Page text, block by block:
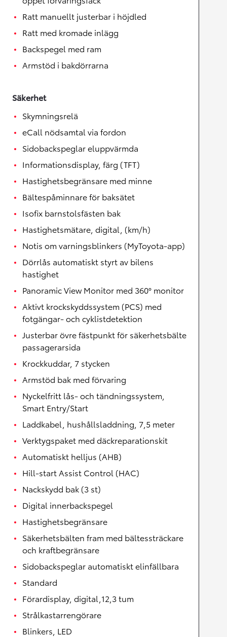
Ratt manuellt justerbar i höjdled
Ratt med kromade inlägg
Backspegel med ram
Armstöd i bakdörrarna
Säkerhet
Skymningsrelä
eCall nödsamtal via fordon
Sidobackspeglar eluppvärmda
Informationsdisplay, färg (TFT)
Hastighetsbegränsare med minne
Bältespåminnare för baksätet
Isofix barnstolsfästen bak
Hastighetsmätare, digital, (km/h)
Notis om varningsblinkers (MyToyota-app)
Dörrlås automatiskt styrt av bilens
hastighet
Panoramic View Monitor med 360° monitor
Aktivt krockskyddssystem (PCS) med
fotgängar- och cyklistdetektion
Justerbar övre fästpunkt för säkerhetsbälte
passagerarsida
Krockkuddar, 7 stycken
Armstöd bak med förvaring
Nyckelfritt lås- och tändningssystem,
Smart Entry/Start
Laddkabel, hushållsladdning, 7,5 meter
Verktygspaket med däckreparationskit
Automatiskt helljus (AHB)
Hill-start Assist Control (HAC)
Nackskydd bak (3 st)
Digital innerbackspegel
Hastighetsbegränsare
Säkerhetsbälten fram med bältessträckare
och kraftbegränsare
Sidobackspeglar automatiskt elinfällbara
Standard
Förardisplay, digital,12,3 tum
Strålkastarrengörare
Blinkers, LED